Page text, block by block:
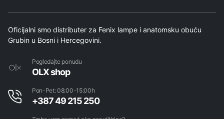
Oficijalni smo distributer za Fenix lampe i anatomsku obuću
Grubin u Bosni i Hercegovini.
Pogledajte ponudu
OLX shop
Pon-Pet: 08:00-15:00h
+387 49 215 250